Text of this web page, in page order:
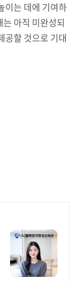
이는 데에 기여하
아직 미완성되
공할 것으로 기대